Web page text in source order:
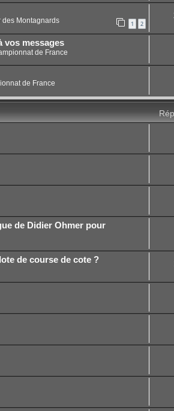
des Montagnards 1 2
vos messages
de France
de France
de Didier Ohmer pour
de course de cote ?